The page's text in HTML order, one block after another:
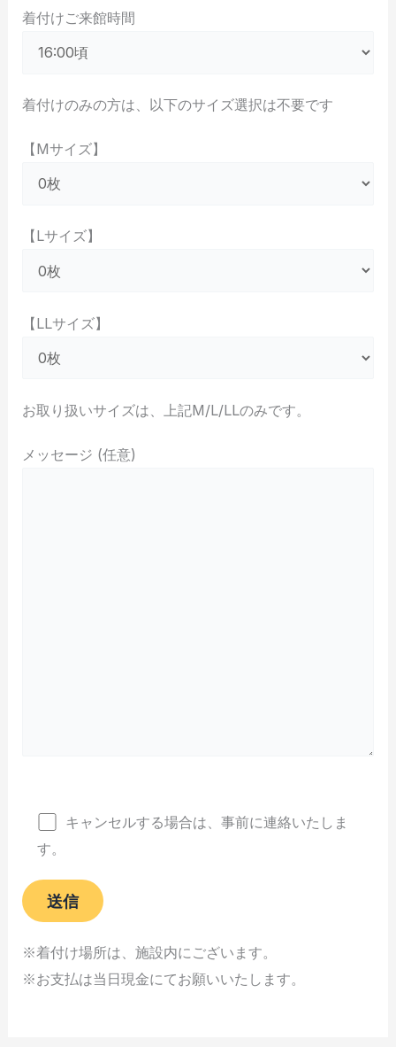
着付けご来館時間
着付けのみの方は、以下のサイズ選択は不要です
【Mサイズ】
【Lサイズ】
【LLサイズ】
お取り扱いサイズは、上記M/L/LLのみです。
メッセージ (任意)
キャンセルする場合は、事前に連絡いたしま
す。
※着付け場所は、施設内にございます。
※お支払は当日現金にてお願いいたします。